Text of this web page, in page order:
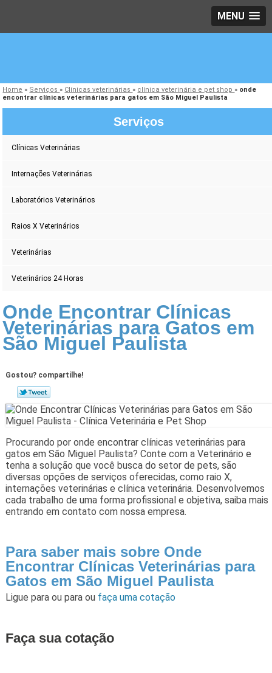
MENU
Home » Serviços» Clínicas veterinárias» clínica veterinária e pet shop» onde
encontrar clínicas veterinárias para gatos em São Miguel Paulista
Serviços
Clínicas Veterinárias
Internações Veterinárias
Laboratórios Veterinários
Raios X Veterinários
Veterinárias
Veterinários 24 Horas
Onde Encontrar Clínicas
Veterinárias para Gatos em
São Miguel Paulista
Gostou? compartilhe!
Procurando por onde encontrar clínicas veterinárias para
gatos em São Miguel Paulista? Conte com a Veterinário e
tenha a solução que você busca do setor de pets, são
diversas opções de serviços oferecidas, como raio X,
internações veterinárias e clínica veterinária. Desenvolvemos
cada trabalho de uma forma profissional e objetiva, saiba mais
entrando em contato com nossa empresa.
Para saber mais sobre Onde
Encontrar Clínicas Veterinárias para
Gatos em São Miguel Paulista
Ligue para ou para ou faça uma cotação
Faça sua cotação